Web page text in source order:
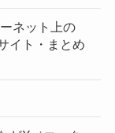
ネット上の
イト・まとめ